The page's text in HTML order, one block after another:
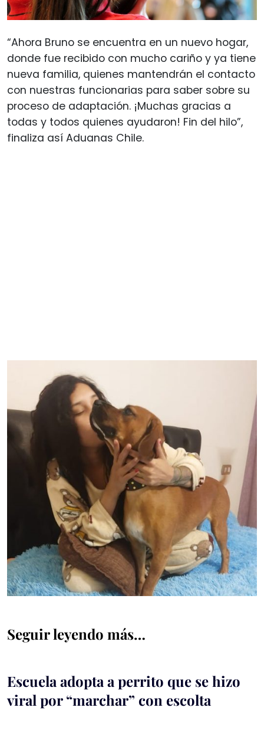
“Ahora Bruno se encuentra en un nuevo hogar,
donde fue recibido con mucho cariño y ya tiene
nueva familia, quienes mantendrán el contacto
con nuestras funcionarias para saber sobre su
proceso de adaptación. ¡Muchas gracias a
todas y todos quienes ayudaron! Fin del hilo”,
finaliza así Aduanas Chile.
Seguir leyendo más…
Escuela adopta a perrito que se hizo
viral por “marchar” con escolta